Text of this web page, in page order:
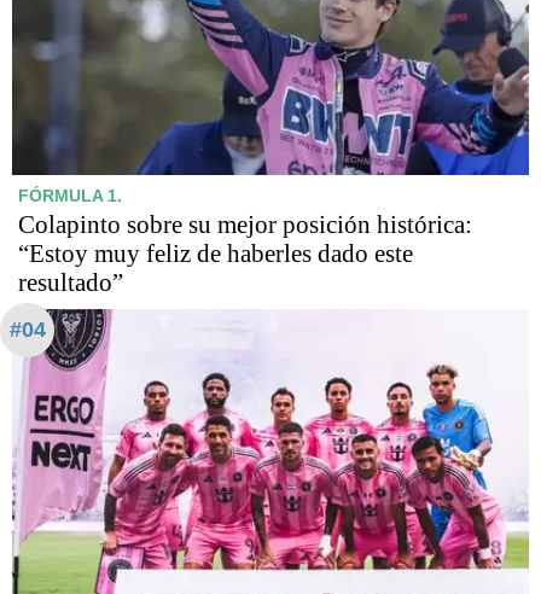
FÓRMULA 1.
Colapinto sobre su mejor posición histórica:
“Estoy muy feliz de haberles dado este
resultado”
#04